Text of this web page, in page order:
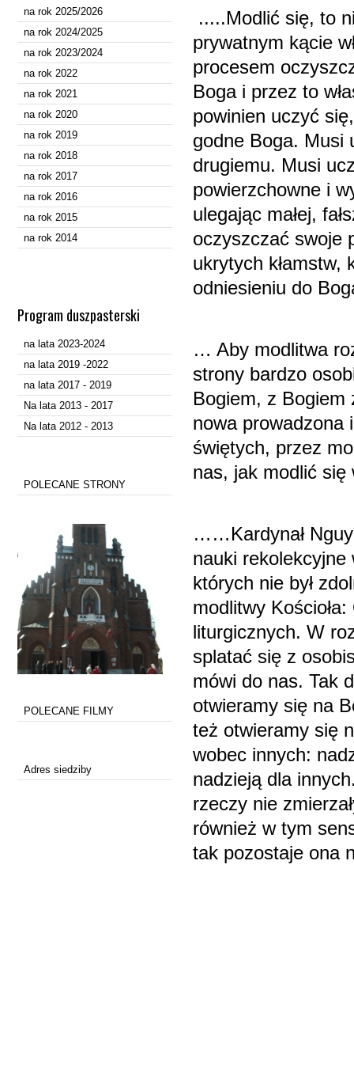
na rok 2025/2026
na rok 2024/2025
na rok 2023/2024
na rok 2022
na rok 2021
na rok 2020
na rok 2019
na rok 2018
na rok 2017
na rok 2016
na rok 2015
na rok 2014
Program duszpasterski
na lata 2023-2024
na lata 2019 -2022
na lata 2017 - 2019
Na lata 2013 - 2017
Na lata 2012 - 2013
POLECANE STRONY
POLECANE FILMY
Adres siedziby
.....Modlić się, to
prywatnym kącie
procesem
Boga i przez to
powinien uczyć
godne Boga. Musi
drugiemu. Musi
powierzchowne i
ulegając małej,
oczyszczać swoje
ukrytych kłamstw,
odniesieniu do
… Aby modlitwa
strony bardzo
Bogiem, z Bogiem
nowa prowadzona
świętych, przez
nas, jak modlić się
……Kardynał
nauki rekolekcyjne
których nie był
modlitwy
liturgicznych. W
splatać się z
mówi do nas. Tak
otwieramy się na
też otwieramy się
wobec innych:
nadzieją dla
rzeczy nie
również w tym
tak pozostaje ona